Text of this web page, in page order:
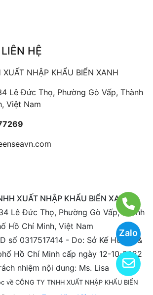
Zalo
HỆ
NHẬP KHẨU BIỂN XANH
Lê Đức Thọ, Phường Gò Vấp, Thành
Việt Nam
XUẤT NHẬP KHẨU BIỂN XANH
Lê Đức Thọ, Phường Gò Vấp, Thành
Hồ Chí Minh, Việt Nam
số 0317517414 - Do: Sở Kế Hoạch &
Hồ Chí Minh cấp ngày 12-10-2022
nhiệm nội dung: Ms. Lisa
về CÔNG TY TNHH XUẤT NHẬP KHẨU BIỂN